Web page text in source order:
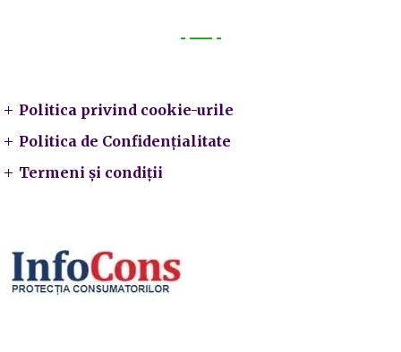
Politica privind cookie-urile
Politica de Confidențialitate
Termeni și condiții